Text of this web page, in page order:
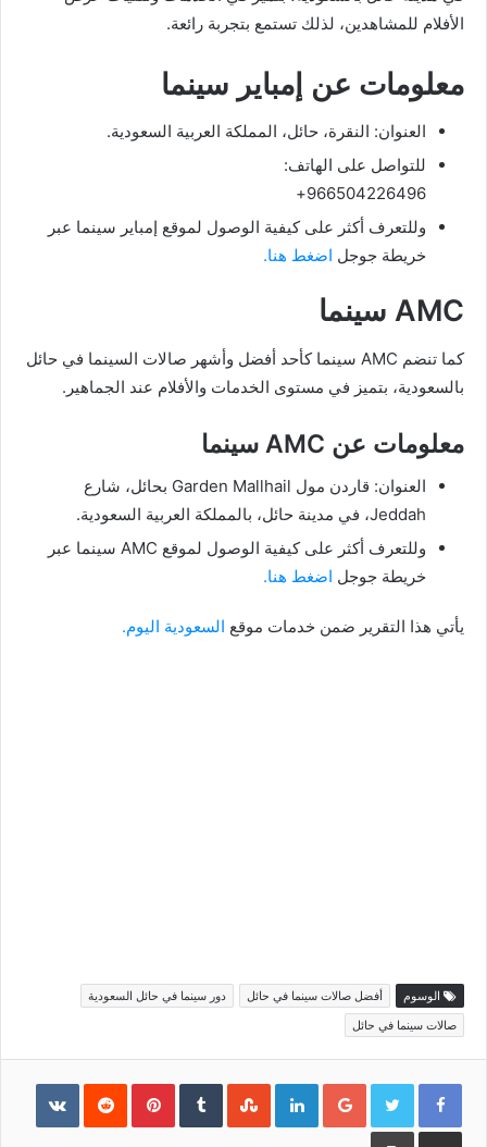
الأفلام للمشاهدين، لذلك تستمع بتجربة رائعة.
معلومات عن إمباير سينما
العنوان: النقرة، حائل، المملكة العربية السعودية.
للتواصل على الهاتف:
966504226496+
وللتعرف أكثر على كيفية الوصول لموقع إمباير سينما عبر
خريطة جوجل اضغط هنا.
AMC سينما
كما تنضم AMC سينما كأحد أفضل وأشهر صالات السينما في حائل
بالسعودية، بتميز في مستوى الخدمات والأفلام عند الجماهير.
معلومات عن AMC سينما
العنوان: قاردن مول Garden Mallhail بحائل، شارع
Jeddah، في مدينة حائل، بالمملكة العربية السعودية.
وللتعرف أكثر على كيفية الوصول لموقع AMC سينما عبر
خريطة جوجل اضغط هنا.
يأتي هذا التقرير ضمن خدمات موقع السعودية اليوم.
الوسوم أفضل صالات سينما في حائل
دور سينما في حائل السعودية
صالات سينما في حائل
Google+
LinkedIn
Pinterest
مشاركةطباعة